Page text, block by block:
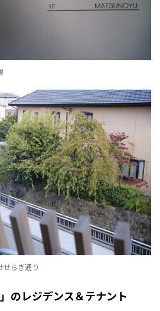
せらぎ通り
のレジデンス＆テナント